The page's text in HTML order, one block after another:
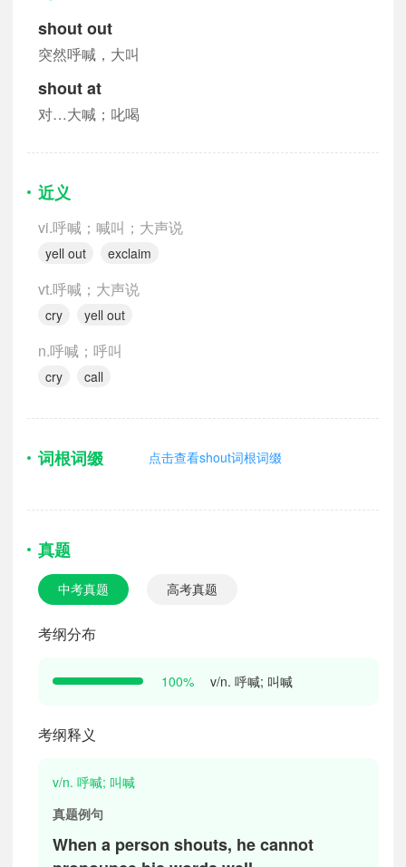
shout out
突然呼喊，大叫
shout at
对…大喊；叱喝
近义
vi.呼喊；喊叫；大声说
yell out exclaim
vt.呼喊；大声说
cry yell out
n.呼喊；呼叫
cry call
词根词缀 点击查看shout词根词缀
真题
中考真题 高考真题
考纲分布
100% v/n. 呼喊; 叫喊
考纲释义
v/n. 呼喊; 叫喊
真题例句
When a person shouts, he cannot